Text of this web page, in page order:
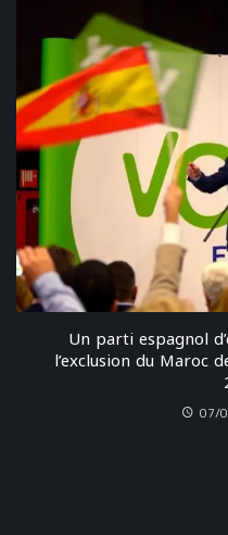
Un parti espagnol
l’exclusion du Maroc
07/